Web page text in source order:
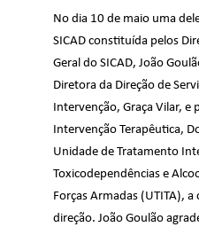
No dia 10 de maio uma
SICAD constituída pelos
Geral do SICAD, João
Diretora da Direção de
Intervenção, Graça Vilar, e
Intervenção Terapêutica,
Unidade de Tratamento
Toxicodependências e
Forças Armadas (UTITA),
direção. João Goulão